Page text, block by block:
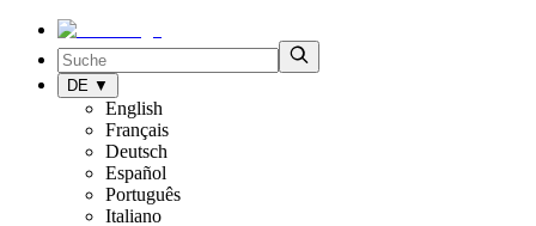
DE ▼
English
Français
Deutsch
Español
Português
Italiano